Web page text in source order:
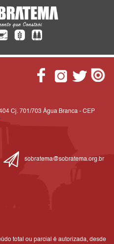
Cj. 701/703 Água Branca - CEP
sobratema@sobratema.org.br
total ou parcial é autorizada, desde